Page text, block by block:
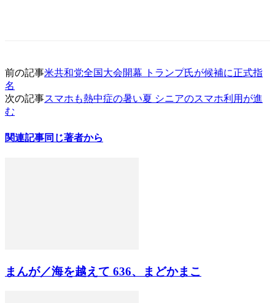
前の記事米共和党全国大会開幕 トランプ氏が候補に正式指
名
次の記事スマホも熱中症の暑い夏 シニアのスマホ利用が進
む
関連記事同じ著者から
まんが／海を越えて 636、まどかまこ